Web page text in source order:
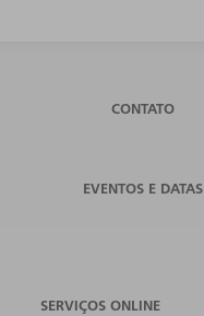
CONTATO
EVENTOS E DATAS
SERVIÇOS ONLINE